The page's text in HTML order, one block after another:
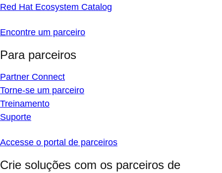
Red Hat Ecosystem Catalog
Encontre um parceiro
Para parceiros
Partner Connect
Torne-se um parceiro
Treinamento
Suporte
Accesse o portal de parceiros
Crie soluções com os parceiros de